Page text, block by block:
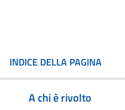
INDICE DELLA PAGINA
A chi è rivolto